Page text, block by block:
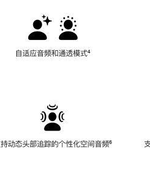
自适应音频和通透模式脚
⁴
动态头部追踪的个性化空间音频脚
⁶